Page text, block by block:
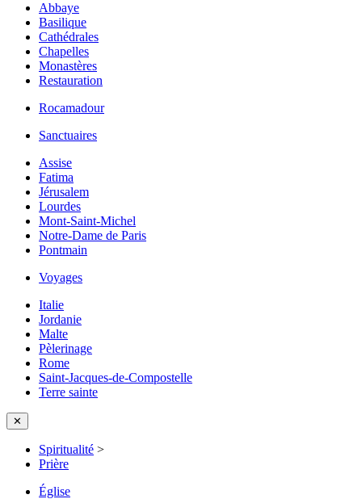
Abbaye
Basilique
Cathédrales
Chapelles
Monastères
Restauration
Rocamadour
Sanctuaires
Assise
Fatima
Jérusalem
Lourdes
Mont-Saint-Michel
Notre-Dame de Paris
Pontmain
Voyages
Italie
Jordanie
Malte
Pèlerinage
Rome
Saint-Jacques-de-Compostelle
Terre sainte
✕
Spiritualité >
Prière
Église